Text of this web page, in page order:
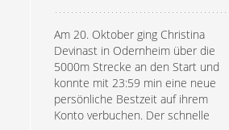
Am 20. Oktober ging Christina
Devinast in Odernheim über die
5000m Strecke an den Start und
konnte mit 23:59 min eine neue
persönliche Bestzeit auf ihrem
Konto verbuchen. Der schnelle